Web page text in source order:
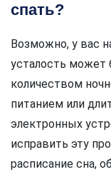
спать?
Возможно, у вас
усталость может
количеством
питанием или
электронных
исправить эту
расписание сна,